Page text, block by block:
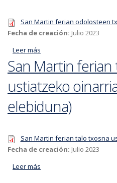
San Martin ferian odolosteen
Fecha de creación: Julio 2023
Leer más
oinarriak, 2023 (bertsio
San Martin
ustiatzeko
elebiduna)
San Martin ferian talo txosna
Fecha de creación: Julio 2023
Leer más